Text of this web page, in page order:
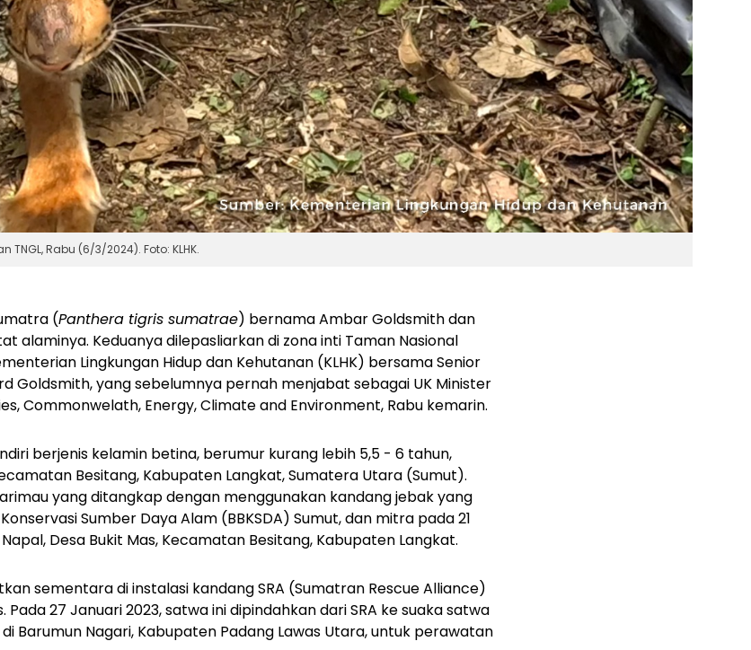
Rabu (6/3/2024). Foto: KLHK.
(Panthera tigris sumatrae) bernama Ambar Goldsmith dan
alaminya. Keduanya dilepasliarkan di zona inti Taman Nasional
Lingkungan Hidup dan Kehutanan (KLHK) bersama Senior
Goldsmith, yang sebelumnya pernah menjabat sebagai UK Minister
Commonwelath, Energy, Climate and Environment, Rabu kemarin.
berjenis kelamin betina, berumur kurang lebih 5,5 - 6 tahun,
Besitang, Kabupaten Langkat, Sumatera Utara (Sumut).
yang ditangkap dengan menggunakan kandang jebak yang
Sumber Daya Alam (BBKSDA) Sumut, dan mitra pada 21
Desa Bukit Mas, Kecamatan Besitang, Kabupaten Langkat.
sementara di instalasi kandang SRA (Sumatran Rescue Alliance)
Pada 27 Januari 2023, satwa ini dipindahkan dari SRA ke suaka satwa
Barumun Nagari, Kabupaten Padang Lawas Utara, untuk perawatan